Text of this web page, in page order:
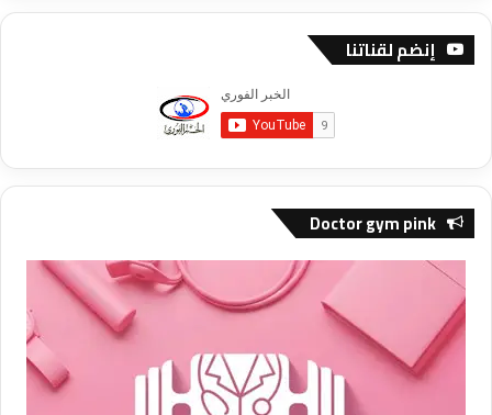
إنضم لقناتنا
Doctor gym pink